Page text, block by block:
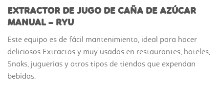
EXTRACTOR DE JUGO DE CAÑA DE AZÚCAR
MANUAL – RYU
Este equipo es de fácil mantenimiento, ideal para hacer
deliciosos Extractos y muy usados en restaurantes, hoteles,
Snaks, juguerias y otros tipos de tiendas que expendan
bebidas.